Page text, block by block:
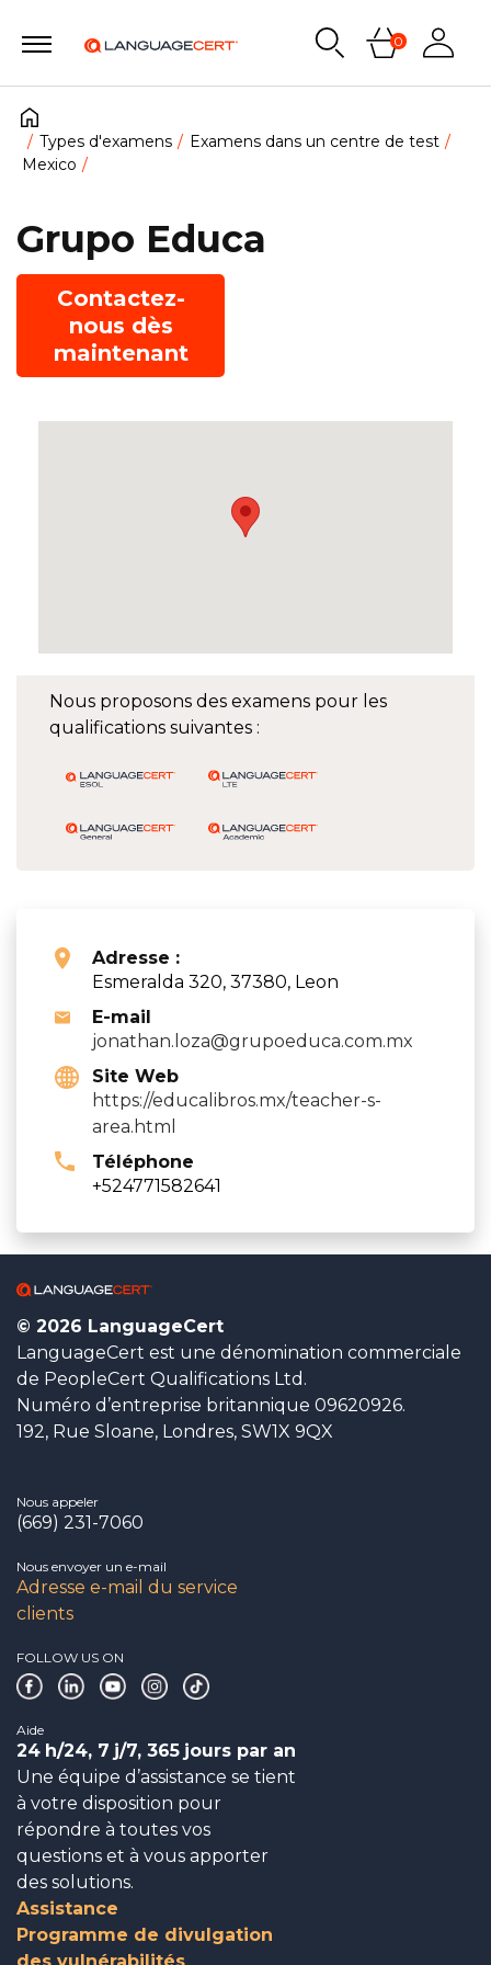
0
Types d'examens
Examens dans un centre de test
Mexico
Nous proposons des examens pour les
qualifications suivantes :
Adresse :
Esmeralda 320, 37380, Leon
E-mail
jonathan.loza@grupoeduca.com.mx
Site Web
https://educalibros.mx/teacher-s-
area.html
Téléphone
+524771582641
Grupo Educa
Contactez-
nous dès
maintenant
© 2026 LanguageCert
LanguageCert est une dénomination commerciale
de PeopleCert Qualifications Ltd.
Numéro d’entreprise britannique 09620926.
192, Rue Sloane, Londres, SW1X 9QX
Nous appeler
(669) 231-7060
Nous envoyer un e-mail
Adresse e-mail du service
clients
FOLLOW US ON
Aide
24 h/24, 7 j/7, 365 jours par an
Une équipe d’assistance se tient
à votre disposition pour
répondre à toutes vos
questions et à vous apporter
des solutions.
Assistance
Programme de divulgation